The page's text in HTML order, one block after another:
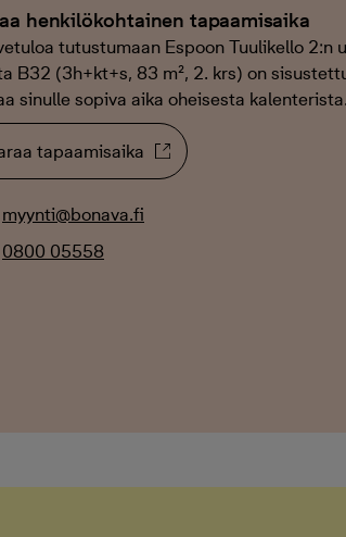
henkilökohtainen tapaamisaika
tutustumaan Espoon Tuulikello 2:n
B32 (3h+kt+s, 83 m², 2. krs) on
sinulle sopiva aika oheisesta kalenterista.
tapaamisaika
myynti@bonava.fi
0800 05558